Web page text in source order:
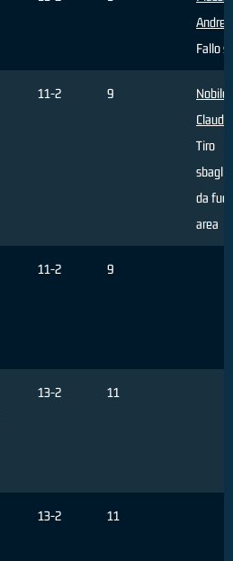
Andrea
Fallo
11-2 9
Nobile
Claudio
Tiro
da
area
11-2 9
13-2 11
13-2 11